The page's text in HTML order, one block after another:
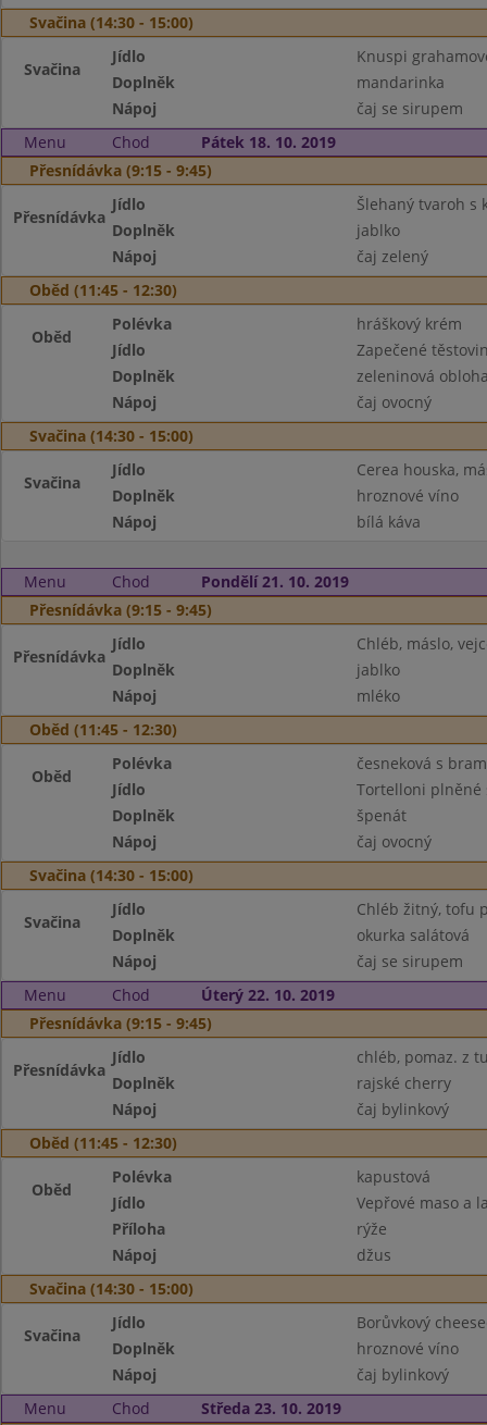
Svačina (14:30 - 15:00)
Svačina
Jídlo
Knuspi
Doplněk
mandarinka
Nápoj
čaj se sirupem
Menu
Chod
Pátek 18. 10. 2019
Přesnídávka (9:15 - 9:45)
Přesnídávka
Jídlo
Šlehaný tvaroh s
Doplněk
jablko
Nápoj
čaj zelený
Oběd (11:45 - 12:30)
Oběd
Polévka
hráškový krém
Jídlo
Zapečené
Doplněk
zeleninová
Nápoj
čaj ovocný
Svačina (14:30 - 15:00)
Svačina
Jídlo
Cerea houska,
Doplněk
hroznové víno
Nápoj
bílá káva
Menu Chod
Pondělí 21. 10. 2019
Přesnídávka (9:15 - 9:45)
Přesnídávka
Jídlo
Chléb, máslo,
Doplněk
jablko
Nápoj
mléko
Oběd (11:45 - 12:30)
Oběd
Polévka
česneková s
Jídlo
Tortelloni plněné
Doplněk
špenát
Nápoj
čaj ovocný
Svačina (14:30 - 15:00)
Svačina
Jídlo
Chléb žitný, tofu
Doplněk
okurka salátová
Nápoj
čaj se sirupem
Menu
Chod
Úterý 22. 10. 2019
Přesnídávka (9:15 - 9:45)
Přesnídávka
Jídlo
chléb, pomaz. z
Doplněk
rajské cherry
Nápoj
čaj bylinkový
Oběd (11:45 - 12:30)
Oběd
Polévka
kapustová
Jídlo
Vepřové maso a
Příloha
rýže
Nápoj
džus
Svačina (14:30 - 15:00)
Svačina
Jídlo
Borůvkový
Doplněk
hroznové víno
Nápoj
čaj bylinkový
Menu
Chod
Středa 23. 10. 2019